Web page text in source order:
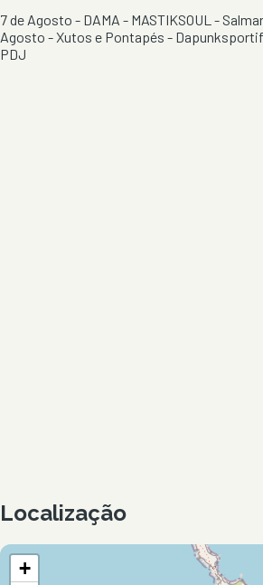
7 de Agosto - DAMA - MASTIKSOUL -
Agosto - Xutos e Pontapés -
PDJ
Localização
+